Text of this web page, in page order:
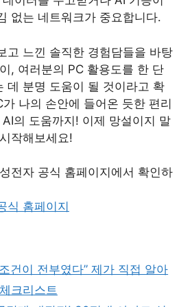
없는 네트워크가 중요합니다.
고 느낀 솔직한 경험담들을 바탕
, 여러분의 PC 활용도를 한 단
데 분명 도움이 될 것이라고 확
나의 손안에 들어온 듯한 편리
의 도움까지! 이제 망설이지 말
작해보세요!
전자 공식 홈페이지에서 확인하
식 홈페이지
건이 전부였다” 제가 직접 알아
크리스트